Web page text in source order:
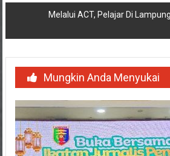
Melalui ACT, Pelajar Di
Mungkin Anda Menyukai